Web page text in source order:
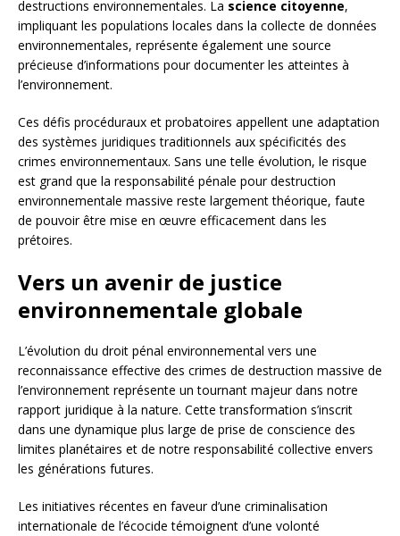
destructions environnementales. La science citoyenne,
impliquant les populations locales dans la collecte de données
environnementales, représente également une source
précieuse d’informations pour documenter les atteintes à
l’environnement.
Ces défis procéduraux et probatoires appellent une adaptation
des systèmes juridiques traditionnels aux spécificités des
crimes environnementaux. Sans une telle évolution, le risque
est grand que la responsabilité pénale pour destruction
environnementale massive reste largement théorique, faute
de pouvoir être mise en œuvre efficacement dans les
prétoires.
Vers un avenir de justice
environnementale globale
L’évolution du droit pénal environnemental vers une
reconnaissance effective des crimes de destruction massive de
l’environnement représente un tournant majeur dans notre
rapport juridique à la nature. Cette transformation s’inscrit
dans une dynamique plus large de prise de conscience des
limites planétaires et de notre responsabilité collective envers
les générations futures.
Les initiatives récentes en faveur d’une criminalisation
internationale de l’écocide témoignent d’une volonté